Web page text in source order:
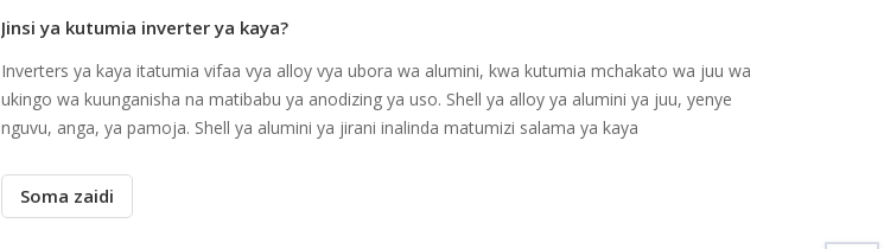
Jinsi ya kutumia inverter ya kaya?
Inverters ya kaya itatumia vifaa vya alloy vya ubora wa alumini, kwa kutumia mchakato wa juu wa
ukingo wa kuunganisha na matibabu ya anodizing ya uso. Shell ya alloy ya alumini ya juu, yenye
nguvu, anga, ya pamoja. Shell ya alumini ya jirani inalinda matumizi salama ya kaya
Soma zaidi